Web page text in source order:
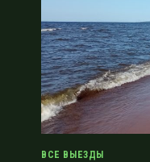
ВСЕ ВЫЕЗДЫ